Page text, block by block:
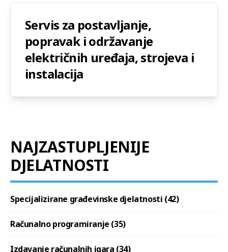
Servis za postavljanje,
popravak i održavanje
električnih uređaja, strojeva i
instalacija
NAJZASTUPLJENIJE
DJELATNOSTI
Specijalizirane građevinske djelatnosti (42)
Računalno programiranje (35)
Izdavanje računalnih igara (34)